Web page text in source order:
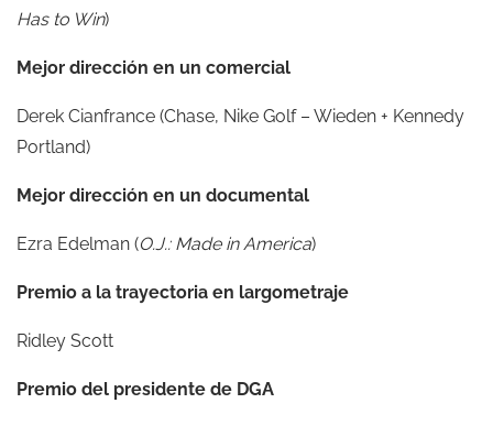
Has to Win)
Mejor dirección en un comercial
Derek Cianfrance (Chase, Nike Golf – Wieden + Kennedy
Portland)
Mejor dirección en un documental
Ezra Edelman (O.J.: Made in America)
Premio a la trayectoria en largometraje
Ridley Scott
Premio del presidente de DGA